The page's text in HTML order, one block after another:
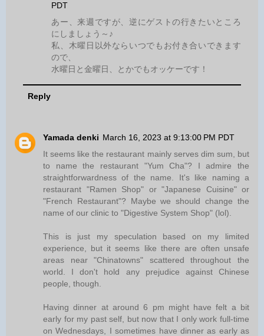
PDT
あー、来週ですが、逆にゲストの行きたいところ
にしましょう～♪
私、木曜日以外ならいつでもお付き合いできます
ので、
水曜日と金曜日、とかでもオッケーです！
Reply
Yamada denki March 16, 2023 at 9:13:00 PM PDT
It seems like the restaurant mainly serves dim sum, but
to name the restaurant "Yum Cha"? I admire the
straightforwardness of the name. It's like naming a
restaurant "Ramen Shop" or "Japanese Cuisine" or
"French Restaurant"? Maybe we should change the
name of our clinic to "Digestive System Shop" (lol).
This is just my speculation based on my limited
experience, but it seems like there are often unsafe
areas near "Chinatowns" scattered throughout the
world. I don't hold any prejudice against Chinese
people, though.
Having dinner at around 6 pm might have felt a bit
early for my past self, but now that I only work full-time
on Wednesdays, I sometimes have dinner as early as